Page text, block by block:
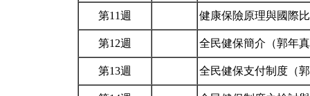
第11週 健康保險原理與國際
第12週 全民健保簡介（郭年
第13週 全民健保支付制度（